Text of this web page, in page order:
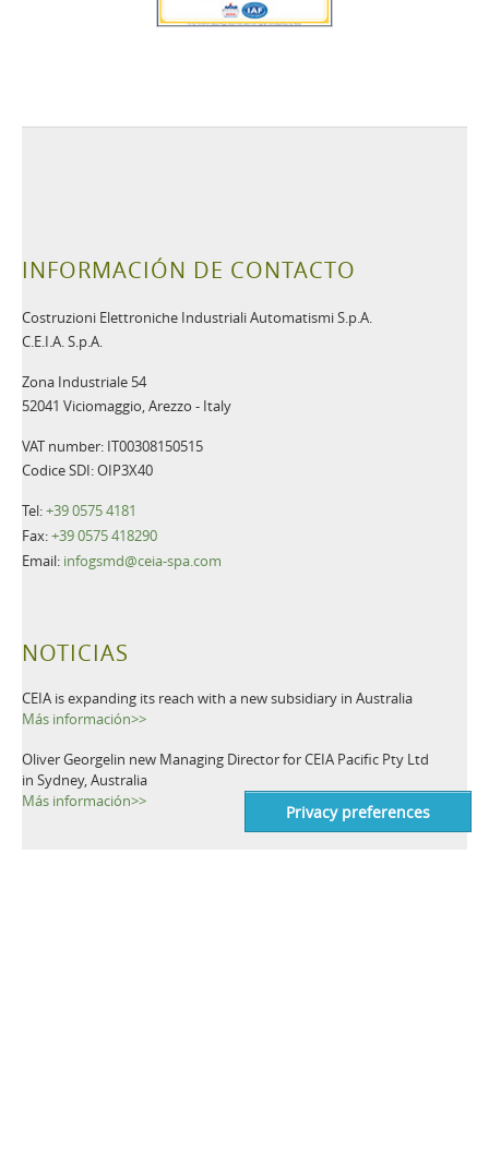
INFORMACIÓN DE CONTACTO
Costruzioni Elettroniche Industriali Automatismi S.p.A.
C.E.I.A. S.p.A.
Zona Industriale 54
52041 Viciomaggio, Arezzo - Italy
VAT number: IT00308150515
Codice SDI: OIP3X40
Tel:+39 0575 4181
Fax:+39 0575 418290
Email: infogsmd@ceia-spa.com
NOTICIAS
CEIA is expanding its reach with a new subsidiary in Australia
Más información>>
Oliver Georgelin new Managing Director for CEIA Pacific Pty Ltd
in Sydney, Australia
Más información>>